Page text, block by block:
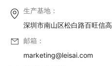
生产基地：
深圳市南山区松白路百旺信
邮箱：
marketing@leisai.com